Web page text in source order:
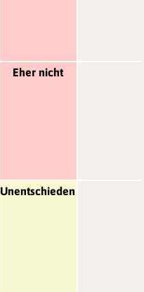
Eher nicht
Unentschieden